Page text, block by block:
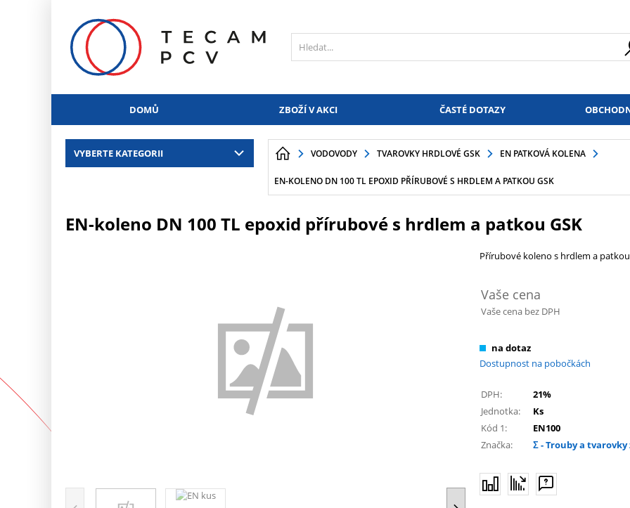
DOMŮ ZBOŽÍ V AKCI ČASTÉ DOTAZY
VYBERTE KATEGORII VODOVODY TVAROVKY HRDLOVÉ GSK EN PATKOVÁ KOLENA
EN-KOLENO DN 100 TL EPOXID PŘÍRUBOVÉ S HRDLEM A PATKOU GSK
EN-koleno DN 100 TL epoxid přírubové s hrdlem a patkou GSK
Přírubové koleno s hrdlem a
Vaše cena
Vaše cena bez DPH
na dotaz
Dostupnost na pobočkách
DPH:
21%
Jednotka:
Ks
Kód 1:
EN100
Značka:
Σ - Trouby a